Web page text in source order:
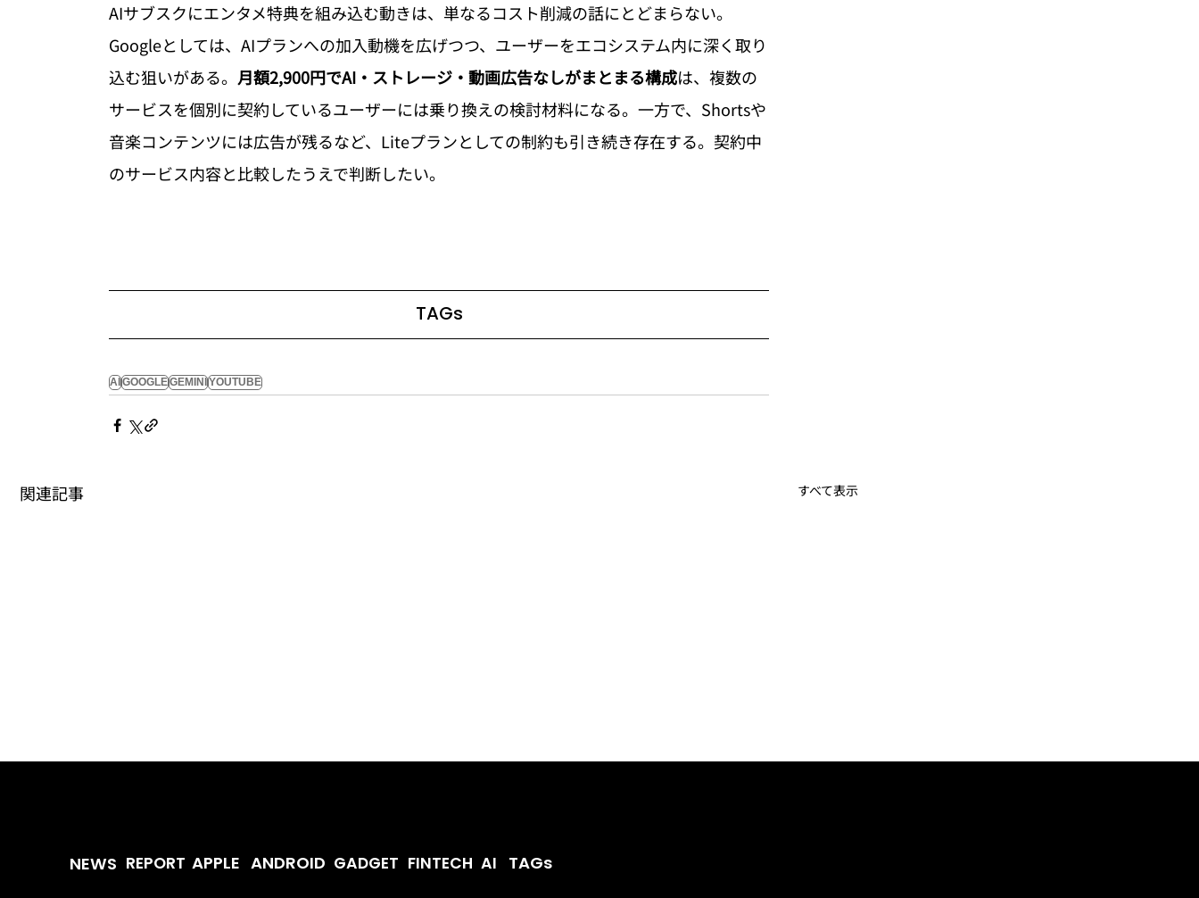
AIサブスクにエンタメ特典を組み込む動きは、単なるコスト削減の話にとどまらない。
Googleとしては、AIプランへの加入動機を広げつつ、ユーザーをエコシステム内に深く取り
込む狙いがある。 月額2,900円でAI・ストレージ・動画広告なしがまとまる構成は、複数の
サービスを個別に契約しているユーザーには乗り換えの検討材料になる。一方で、Shortsや
音楽コンテンツには広告が残るなど、Liteプランとしての制約も引き続き存在する。契約中
のサービス内容と比較したうえで判断したい。
TAGs
AI GOOGLEGEMINI YOUTUBE
関連記事 すべて表示
NEWS REPORT APPLE ANDROID GADGET FINTECH AI TAGs